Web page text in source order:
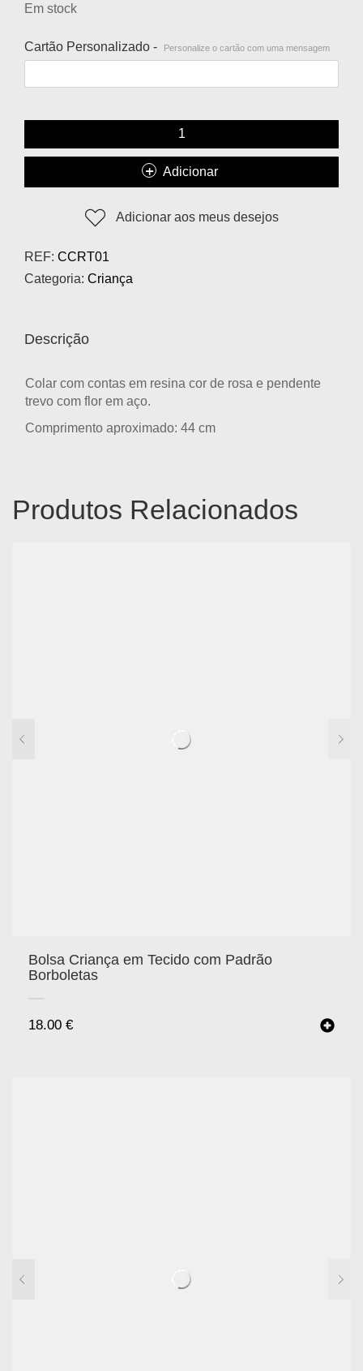
Em stock
Cartão Personalizado - Personalize o cartão com uma mensagem
Adicionar
Adicionar aos meus desejos
REF: CCRT01
Categoria: Criança
Descrição
Colar com contas em resina cor de rosa e pendente
trevo com flor em aço.
Comprimento aproximado: 44 cm
Produtos Relacionados
Bolsa Criança em Tecido com Padrão
Borboletas
18.00 €